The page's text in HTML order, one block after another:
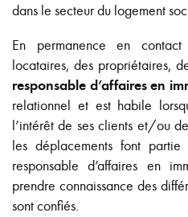
dans le secteur du logement
En permanence en
locataires, des propriétaires,
responsable d’affaires en
relationnel et est habile
l’intérêt de ses clients et/ou
les déplacements font
responsable d’affaires en
prendre connaissance des
sont confiés.